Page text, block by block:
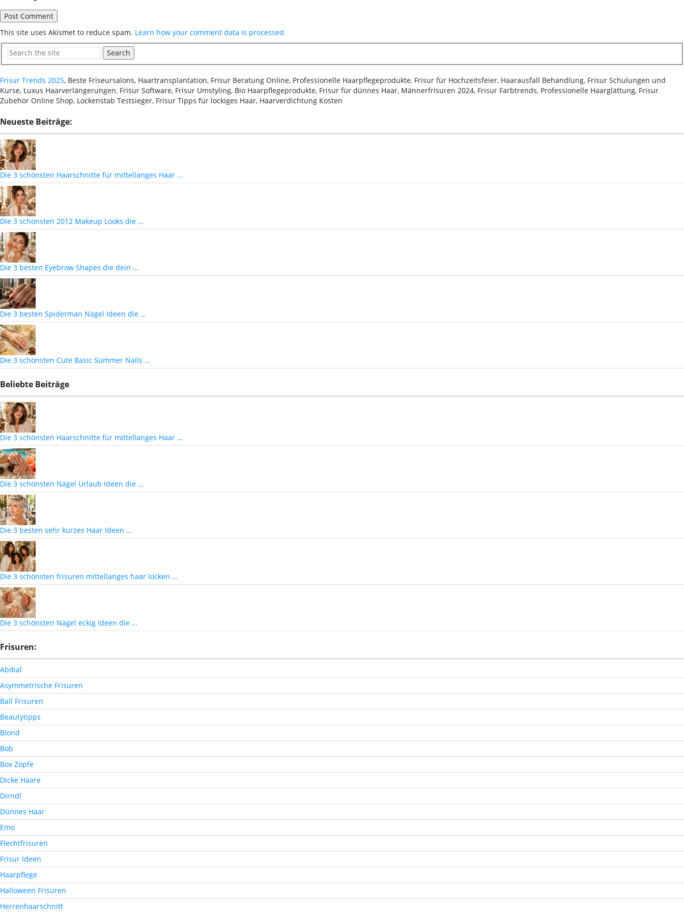
This site uses Akismet to reduce spam. Learn how your comment data is processed.
Search
Frisur Trends 2025, Beste Friseursalons, Haartransplantation, Frisur Beratung Online, Professionelle Haarpflegeprodukte, Frisur für Hochzeitsfeier, Haarausfall Behandlung, Frisur Schulungen und
Kurse, Luxus Haarverlängerungen, Frisur Software, Frisur Umstyling, Bio Haarpflegeprodukte, Frisur für dünnes Haar, Männerfrisuren 2024, Frisur Farbtrends, Professionelle Haarglättung, Frisur
Zubehör Online Shop, Lockenstab Testsieger, Frisur Tipps für lockiges Haar, Haarverdichtung Kosten
Neueste Beiträge:
Die 3 schönsten Haarschnitte für mittellanges Haar …
Die 3 schönsten 2012 Makeup Looks die …
Die 3 besten Eyebrow Shapes die dein …
Die 3 besten Spiderman Nägel Ideen die …
Die 3 schönsten Cute Basic Summer Nails …
Beliebte Beiträge
Die 3 schönsten Haarschnitte für mittellanges Haar …
Die 3 schönsten Nägel Urlaub Ideen die …
Die 3 besten sehr kurzes Haar Ideen …
Die 3 schönsten frisuren mittellanges haar locken …
Die 3 schönsten Nägel eckig Ideen die …
Frisuren:
Abibal
Asymmetrische Frisuren
Ball Frisuren
Beautytipps
Blond
Bob
Box Zöpfe
Dicke Haare
Dirndl
Dünnes Haar
Emo
Flechtfrisuren
Frisur Ideen
Haarpflege
Halloween Frisuren
Herrenhaarschnitt